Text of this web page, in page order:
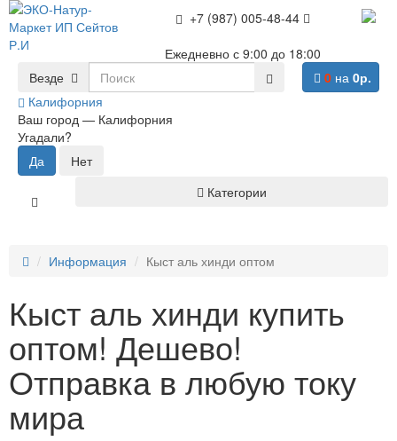
+7 (987) 005-48-44
Ежедневно с 9:00 до 18:00
Везде
Калифорния
Ваш город — Калифорния
Угадали?
0 на 0р.
Категории
Информация Кыст аль хинди оптом
Кыст аль хинди купить
оптом! Дешево!
Отправка в любую току
мира